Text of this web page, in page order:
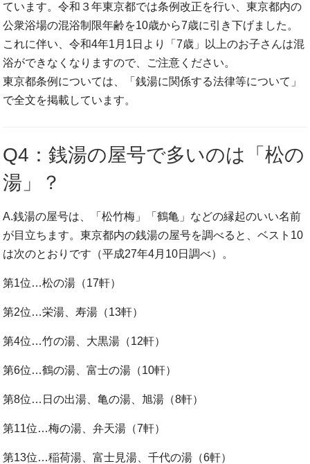
ています。令和３年東京都では条例改正を行い、東京都内の
公衆浴場の混浴制限年齢を10歳から7歳に引き下げました。
これに伴い、令和4年1月1日より「7歳」以上のお子さんは混
浴ができなくなりますので、ご注意ください。
東京都条例については、「銭湯に関係する法律等について」
で全文を掲載しています。
Q4：銭湯の屋号で多いのは「松の
湯」？
A.銭湯の屋号は、「松竹梅」「鶴亀」などの縁起のいい名前
が目立ちます。東京都内の銭湯の屋号を調べると、ベスト10
は次のとおりです（平成27年4月10日調べ）。
第1位…松の湯（17軒）
第2位…栄湯、寿湯（13軒）
第4位…竹の湯、大黒湯（12軒）
第6位…鶴の湯、富士の湯（10軒）
第8位…日の出湯、亀の湯、旭湯（8軒）
第11位…梅の湯、弁天湯（7軒）
第13位…稲荷湯、富士見湯、千代の湯（6軒）